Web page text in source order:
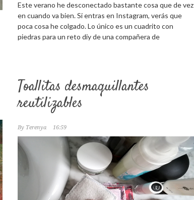
Este verano he desconectado bastante cosa que de vez
en cuando va bien. Si entras en Instagram, verás que
poca cosa he colgado. Lo único es un cuadrito con
piedras para un reto diy de una compañera de
Toallitas desmaquillantes
reutilizables
By Terenya 16:59